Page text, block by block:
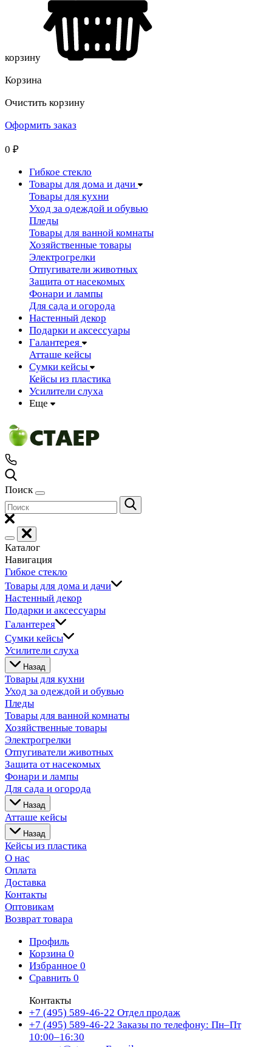
корзину
Корзина
Очистить корзину
Оформить заказ
0 ₽
Гибкое стекло
Товары для дома и дачи
Товары для кухни
Уход за одеждой и обувью
Пледы
Товары для ванной комнаты
Хозяйственные товары
Электрогрелки
Отпугиватели животных
Защита от насекомых
Фонари и лампы
Для сада и огорода
Настенный декор
Подарки и аксессуары
Галантерея
Атташе кейсы
Сумки кейсы
Кейсы из пластика
Усилители слуха
Еще
Поиск
Каталог
Навигация
Гибкое стекло
Товары для дома и дачи
Настенный декор
Подарки и аксессуары
Галантерея
Сумки кейсы
Усилители слуха
Назад
Товары для кухни
Уход за одеждой и обувью
Пледы
Товары для ванной комнаты
Хозяйственные товары
Электрогрелки
Отпугиватели животных
Защита от насекомых
Фонари и лампы
Для сада и огорода
Назад
Атташе кейсы
Назад
Кейсы из пластика
О нас
Оплата
Доставка
Контакты
Оптовикам
Возврат товара
Профиль
Корзина 0
Избранное 0
Сравнить 0
Контакты
+7 (495) 589-46-22 Отдел продаж
+7 (495) 589-46-22 Заказы по телефону: Пн–Пт
10:00–16:30